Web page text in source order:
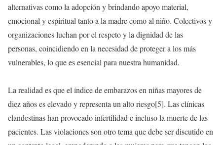
alternativas como la adopción y brindando apoyo material,
emocional y espiritual tanto a la madre como al niño. Colectivos y
organizaciones luchan por el respeto y la dignidad de las
personas, coincidiendo en la necesidad de proteger a los más
vulnerables, lo que es esencial para nuestra humanidad.
La realidad es que el índice de embarazos en niñas mayores de
diez años es elevado y representa un alto riesgo[5]. Las clínicas
clandestinas han provocado infertilidad e incluso la muerte de las
pacientes. Las violaciones son otro tema que debe ser discutido en